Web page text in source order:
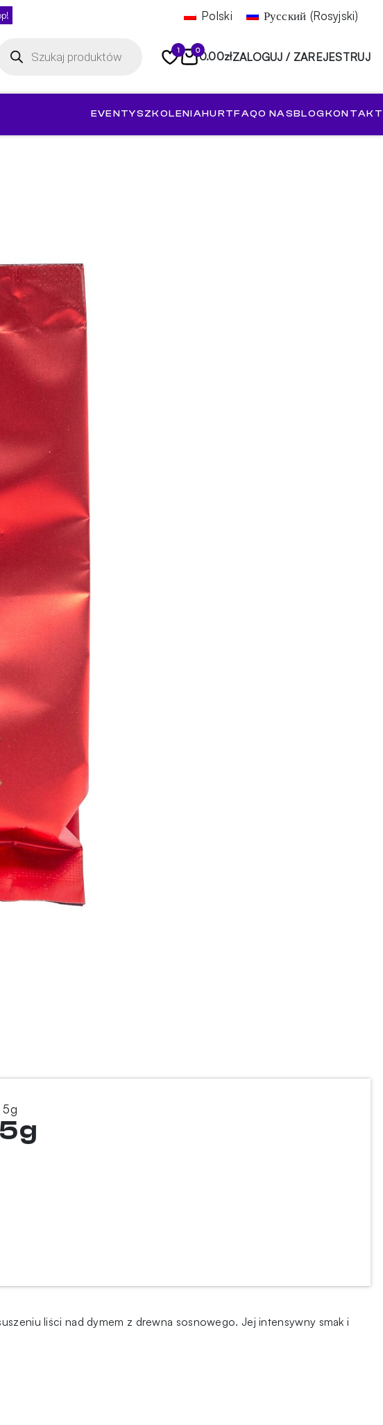
Polski Русский (Rosyjski)
produktów 1 00.00złZALOGUJ / ZAREJESTRUJ
EVENTYSZKOLENIAHURTFAQO NASBLOGKONTAKT
5g
liści nad dymem z drewna sosnowego. Jej intensywny smak i